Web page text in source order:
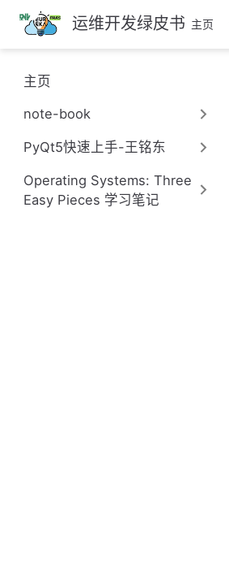
跳
至
主
要
內
运维开发绿皮书 主页
主页
note-book
PyQt5快速上手-王铭东
Operating Systems: Three
Easy Pieces 学习笔记